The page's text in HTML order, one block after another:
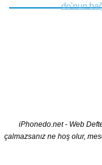
do'nun
iPhonedo.net - Web
çalmazsanız ne hoş olur,